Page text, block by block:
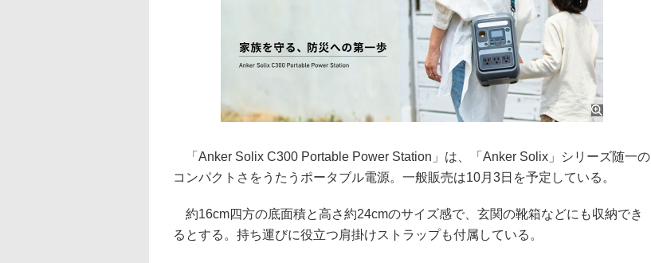
「Anker Solix C300 Portable Power Station」は、「Anker Solix」シリーズ随⼀の
コンパクトさをうたうポータブル電源。一般販売は10月3日を予定している。
約16cm四⽅の底⾯積と⾼さ約24cmのサイズ感で、⽞関の靴箱などにも収納でき
るとする。持ち運びに役立つ肩掛けストラップも付属している。